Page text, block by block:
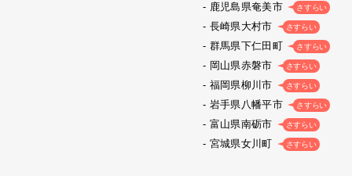
鹿児島県奄美市 さすらい
長崎県大村市 さすらい
群馬県下仁田町 さすらい
岡山県赤磐市 さすらい
福岡県柳川市 さすらい
岩手県八幡平市 さすらい
富山県南砺市 さすらい
宮城県女川町 さすらい